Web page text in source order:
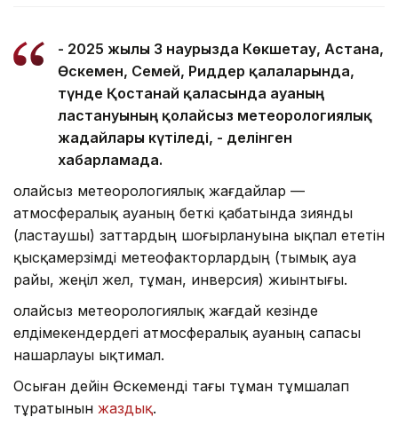
- 2025 жылғы 3 наурызда Көкшетау, Астана,
Өскемен, Семей, Риддер қалаларында,
түнде Қостанай қаласында ауаның
ластануының қолайсыз метеорологиялық
жағдайлары күтіледі, - делінген
хабарламада.
Қолайсыз метеорологиялық жағдайлар —
атмосфералық ауаның беткі қабатында зиянды
(ластаушы) заттардың шоғырлануына ықпал ететін
қысқамерзімді метеофакторлардың (тымық ауа
райы, жеңіл жел, тұман, инверсия) жиынтығы.
Қолайсыз метеорологиялық жағдай кезінде
елдімекендердегі атмосфералық ауаның сапасы
нашарлауы ықтимал.
Осыған дейін Өскеменді тағы тұман тұмшалап
тұратынын жаздық.